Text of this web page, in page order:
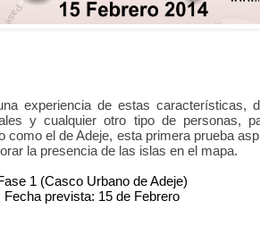
experiencia de estas características,
y cualquier otro tipo de personas,
el de Adeje, esta primera prueba
la presencia de las islas en el mapa.
1 (Casco Urbano de Adeje)
Fecha prevista: 15 de Febrero